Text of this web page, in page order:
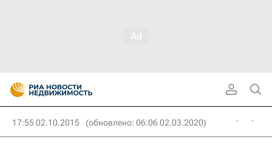
17:55 02.10.2015 (обновлено: 06:06 02.03.2020)